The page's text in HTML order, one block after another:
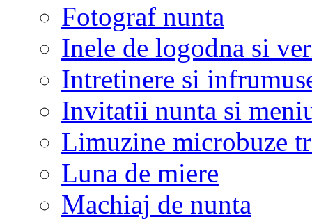
Fotograf nunta
Inele de logodna si
Intretinere si
Invitatii nunta si
Limuzine microbuze
Luna de miere
Machiaj de nunta